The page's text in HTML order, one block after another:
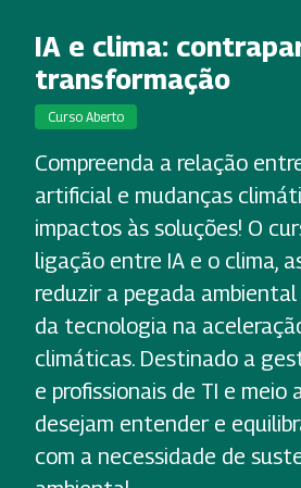
IA e clima:
transformação
Curso Aberto
Compreenda a relação
artificial e mudanças
impactos às soluções! O
ligação entre IA e o clima,
reduzir a pegada ambiental
da tecnologia na
climáticas. Destinado a
e profissionais de TI e meio
desejam entender e
com a necessidade de